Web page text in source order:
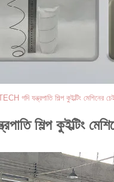
গদি যন্ত্রপাতি শিল্প কুইল্টিং
শিল্প কুইল্টিং